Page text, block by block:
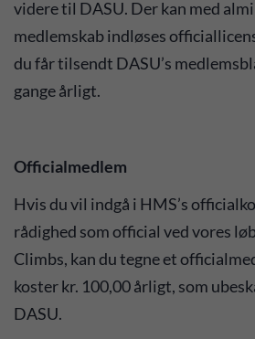
videre til DASU. Der kan med
medlemskab indløses
du får tilsendt DASU’s
gange årligt.
Officialmedlem
Hvis du vil indgå i HMS’s
rådighed som official ved vores
Climbs, kan du tegne et
koster kr. 100,00 årligt, som
DASU.